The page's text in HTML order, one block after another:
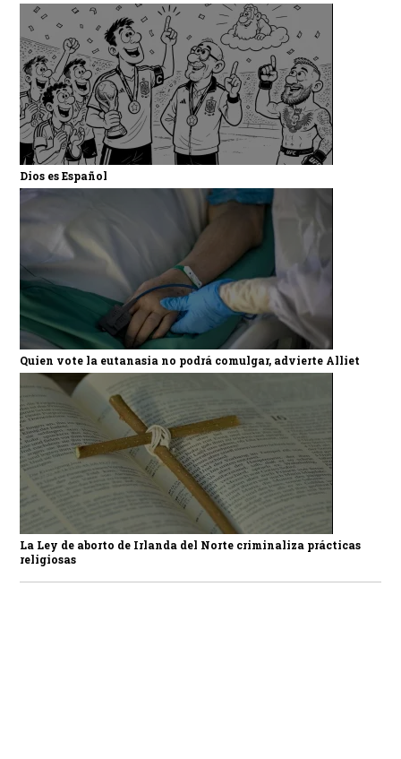
Dios es Español
Quien vote la eutanasia no podrá comulgar, advierte Alliet
La Ley de aborto de Irlanda del Norte criminaliza prácticas
religiosas